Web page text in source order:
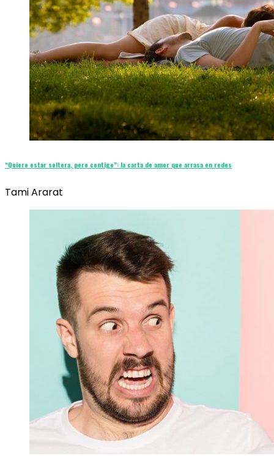
“Quiero estar soltera, pero contigo”: la carta de amor que arrasa en redes
Tami Ararat